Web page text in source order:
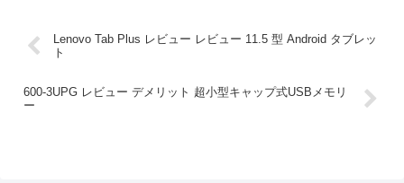
Lenovo Tab Plus レビュー レビュー 11.5 型 Android タブレッ
ト
600-3UPG レビュー デメリット 超小型キャップ式USBメモリ
ー